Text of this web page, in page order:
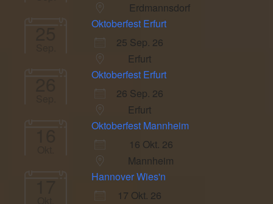
Erdmannsdorf
25
Oktoberfest Erfurt
25 Sep. 26
Erfurt
26
Oktoberfest Erfurt
26 Sep. 26
Erfurt
16
Oktoberfest Mannheim
16 Okt. 26
Mannheim
17
Hannover Wies'n
17 Okt. 26